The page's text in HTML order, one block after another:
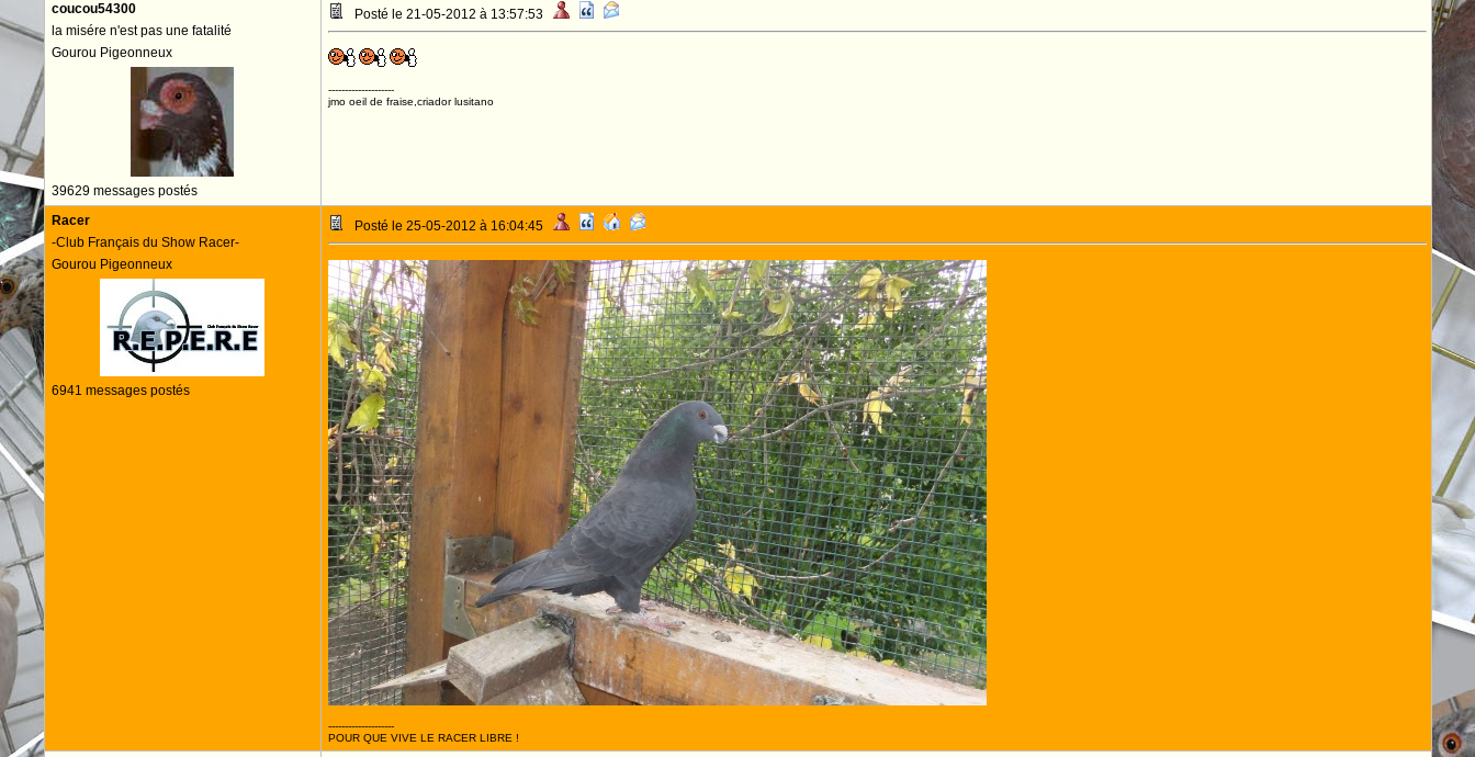
coucou54300
la misére n'est pas une fatalité
Gourou Pigeonneux
39629 messages postés
Posté le 21-05-2012 à 13:57:53
--------------------
jmo oeil de fraise,criador lusitano
Racer
-Club Français du Show Racer-
Gourou Pigeonneux
6941 messages postés
Posté le 25-05-2012 à 16:04:45
--------------------
POUR QUE VIVE LE RACER LIBRE !